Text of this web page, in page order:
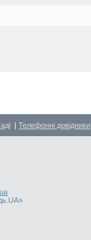
| Телефонні довідники